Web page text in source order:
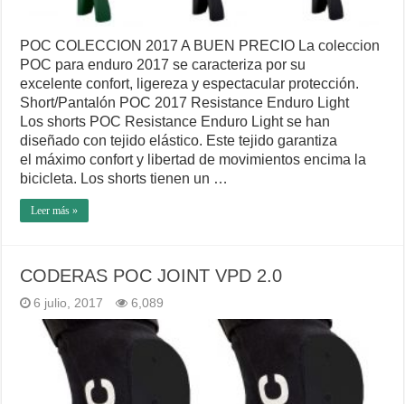
POC COLECCION 2017 A BUEN PRECIO La coleccion
POC para enduro 2017 se caracteriza por su
excelente confort, ligereza y espectacular protección.
Short/Pantalón POC 2017 Resistance Enduro Light
Los shorts POC Resistance Enduro Light se han
diseñado con tejido elástico. Este tejido garantiza
el máximo confort y libertad de movimientos encima la
bicicleta. Los shorts tienen un …
Leer más »
CODERAS POC JOINT VPD 2.0
6 julio, 2017 6,089